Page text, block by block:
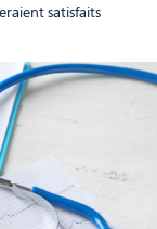
satisfaits